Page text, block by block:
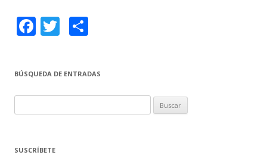
F
ac
b
o
o
k
T
w
er p
ar
ti
BÚSQUEDA DE ENTRADAS
u
SUSCRÍBETE